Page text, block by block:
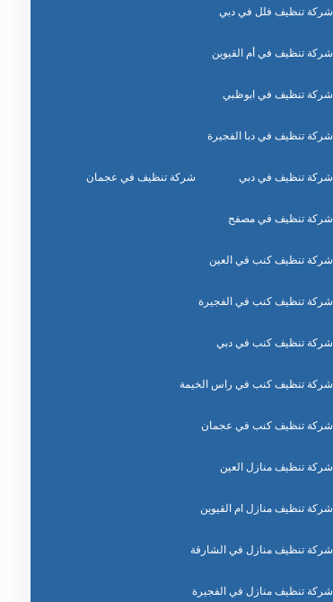
شركة تنظيف فلل في دبي
شركة تنظيف في أم القيوين
شركة تنظيف في ابوظبي
شركة تنظيف في دبا الفجيرة
شركة تنظيف في دبي شركة تنظيف في عجمان
شركة تنظيف في مصفح
شركة تنظيف كنب في العين
شركة تنظيف كنب في الفجيرة
شركة تنظيف كنب في دبي
شركة تنظيف كنب في راس الخيمة
شركة تنظيف كنب في عجمان
شركة تنظيف منازل العين
شركة تنظيف منازل ام القيوين
شركة تنظيف منازل في الشارقة
شركة تنظيف منازل في الفجيرة